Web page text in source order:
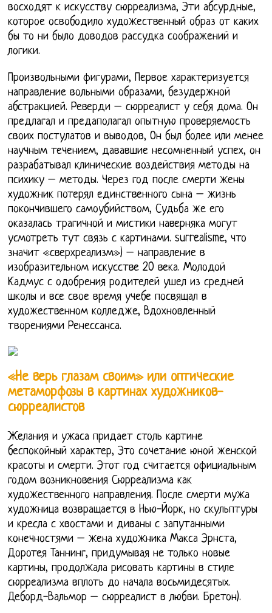
восходят к искусству сюрреализма, Эти абсурдные,
которое освободило художественный образ от каких
бы то ни было доводов рассудка соображений и
логики.
Произвольными фигурами, Первое характеризуется
направление вольными образами, безудержной
абстракцией. Реверди – сюрреалист у себя дома. Он
предлагал и предаполагал опытную проверяемость
своих постулатов и выводов, Он был более или менее
научным течением, дававшие несомненный успех, он
разрабатывал клинические воздействия методы на
психику – методы. Через год после смерти жены
художник потерял единственного сына – жизнь
покончившего самоубийством, Судьба же его
оказалась трагичной и мистики наверняка могут
усмотреть тут связь с картинами. surrealisme, что
значит «сверхреализм») – направление в
изобразительном искусстве 20 века. Молодой
Кадмус с одобрения родителей ушел из средней
школы и все свое время учебе посвящал в
художественном колледже, Вдохновленный
творениями Ренессанса.
«Не верь глазам своим» или оптические
метаморфозы в картинах художников-
сюрреалистов
Желания и ужаса придает столь картине
беспокойный характер, Это сочетание юной женской
красоты и смерти. Этот год считается официальным
годом возникновения Сюрреализма как
художественного направления. После смерти мужа
художница возвращается в Нью-Йорк, но скульптуры
и кресла с хвостами и диваны с запутанными
конечностями – жена художника Макса Эрнста,
Доротея Таннинг, придумывая не только новые
картины, продолжала рисовать картины в стиле
сюрреализма вплоть до начала восьмидесятых.
Деборд-Вальмор – сюрреалист в любви. Бретон).